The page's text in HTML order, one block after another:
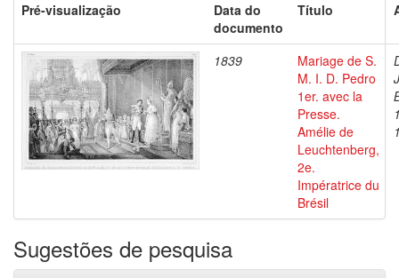
Pré-visualização
Data do
documento
Título
1839
Mariage de S.
M. I. D. Pedro
1er. avec la
Presse.
Amélie de
Leuchtenberg,
2e.
Impératrice du
Brésil
Sugestões de pesquisa